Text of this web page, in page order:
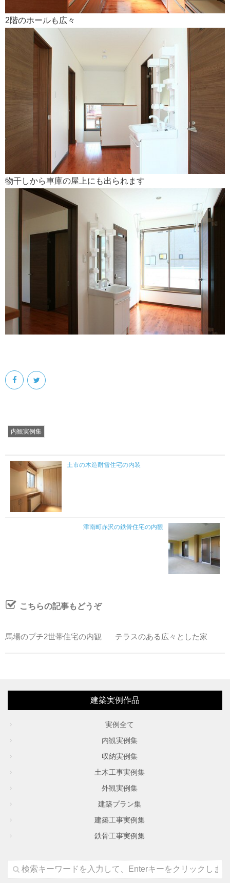
2階のホールも広々
物干しから車庫の屋上にも出られます
内観実例集
土市の木造耐雪住宅の内装
津南町赤沢の鉄骨住宅の内観
こちらの記事もどうぞ
馬場のプチ2世帯住宅の内観 テラスのある広々とした家
建築実例作品
実例全て
内観実例集
収納実例集
土木工事実例集
外観実例集
建築プラン集
建築工事実例集
鉄骨工事実例集